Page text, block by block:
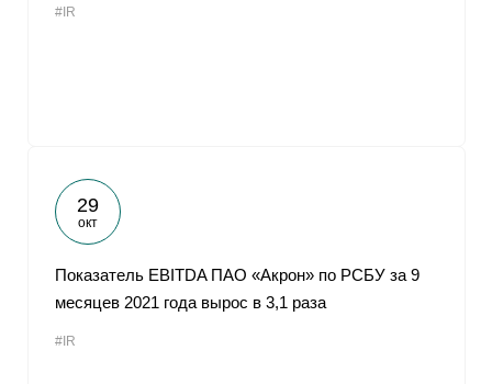
#IR
29
окт
Показатель EBITDA ПАО «Акрон» по РСБУ за 9
месяцев 2021 года вырос в 3,1 раза
#IR